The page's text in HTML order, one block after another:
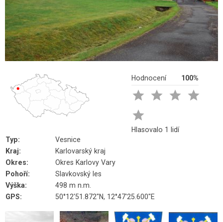
Hodnocení 100%
   

Hlasovalo 1 lidí
Typ:
Vesnice
Kraj:
Karlovarský kraj
Okres:
Okres Karlovy Vary
Pohoří:
Slavkovský les
Výška:
498 m n.m.
GPS:
50°12'51.872"N, 12°47'25.600"E